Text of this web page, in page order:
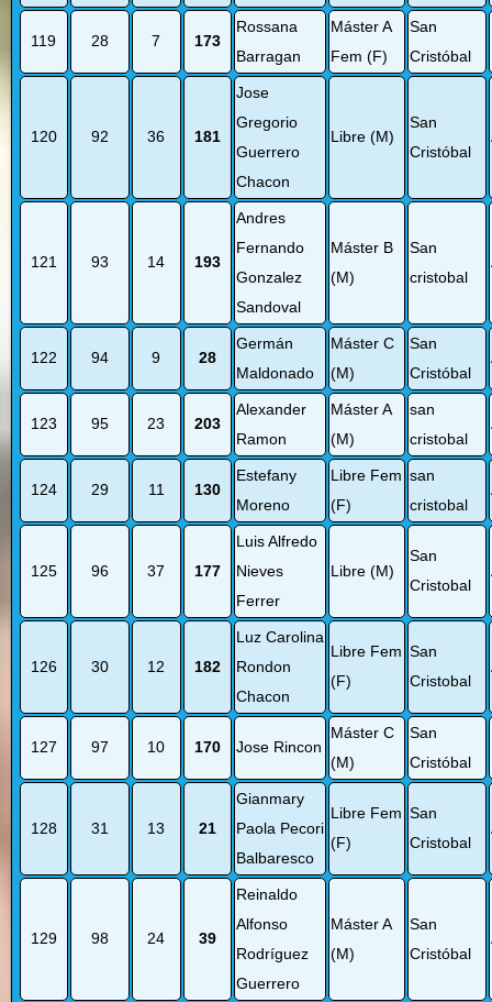
119 28 7 173
Rossana
Barragan
Máster A
Fem (F)
San
Cristóbal
120 92 36 181
Jose
Gregorio
Guerrero
Chacon
Libre (M)
San
Cristóbal
121 93 14 193
Andres
Fernando
Gonzalez
Sandoval
Máster B
(M)
San
cristobal
122 94 9 28
Germán
Maldonado
Máster C
(M)
San
Cristóbal
123 95 23 203
Alexander
Ramon
Máster A
(M)
san
cristobal
124 29 11 130
Estefany
Moreno
Libre Fem
(F)
san
cristobal
125 96 37 177
Luis Alfredo
Nieves
Ferrer
Libre (M)
San
Cristobal
126 30 12 182
Luz Carolina
Rondon
Chacon
Libre Fem
(F)
San
Cristobal
127 97 10 170 Jose Rincon
Máster C
(M)
San
Cristóbal
128 31 13 21
Gianmary
Paola Pecori
Balbaresco
Libre Fem
(F)
San
Cristobal
129 98 24 39
Reinaldo
Alfonso
Rodríguez
Guerrero
Máster A
(M)
San
Cristóbal